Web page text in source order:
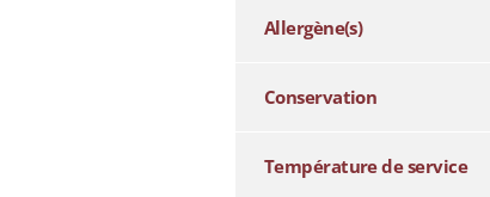
Allergène(s)
Conservation
Température de service